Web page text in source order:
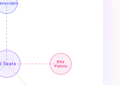
Tools
Key
Points